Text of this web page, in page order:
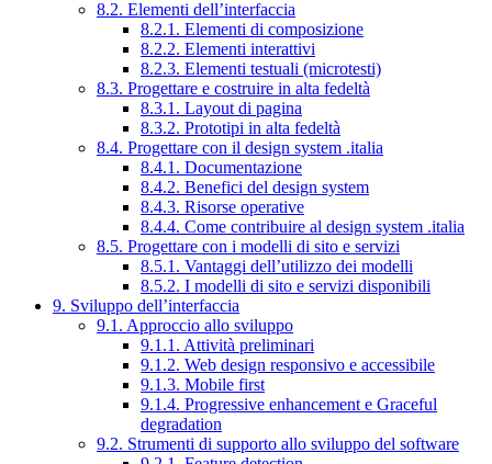
8.2. Elementi dell’interfaccia
8.2.1. Elementi di composizione
8.2.2. Elementi interattivi
8.2.3. Elementi testuali (microtesti)
8.3. Progettare e costruire in alta fedeltà
8.3.1. Layout di pagina
8.3.2. Prototipi in alta fedeltà
8.4. Progettare con il design system .italia
8.4.1. Documentazione
8.4.2. Benefici del design system
8.4.3. Risorse operative
8.4.4. Come contribuire al design system .italia
8.5. Progettare con i modelli di sito e servizi
8.5.1. Vantaggi dell’utilizzo dei modelli
8.5.2. I modelli di sito e servizi disponibili
9. Sviluppo dell’interfaccia
9.1. Approccio allo sviluppo
9.1.1. Attività preliminari
9.1.2. Web design responsivo e accessibile
9.1.3. Mobile first
9.1.4. Progressive enhancement e Graceful
degradation
9.2. Strumenti di supporto allo sviluppo del software